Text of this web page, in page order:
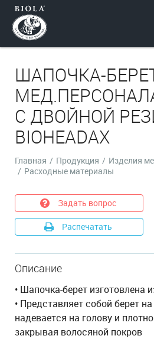
ШАПОЧКА-
C ДВОЙНОЙ
BIOHEADAX
Главная / Продукция / Изделия
/ Расходные материалы
Задать вопрос
Распечатать
Описание
• Шапочка-берет изготовлена
• Представляет собой берет
надевается на голову и
закрывая волосяной покров